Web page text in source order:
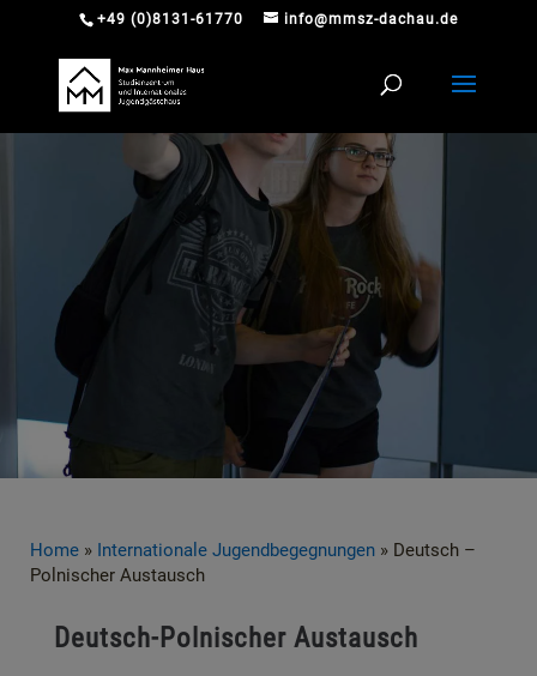
+49 (0)8131-61770 info@mmsz-dachau.de
Home » Internationale Jugendbegegnungen » Deutsch –
Polnischer Austausch
Deutsch-Polnischer Austausch